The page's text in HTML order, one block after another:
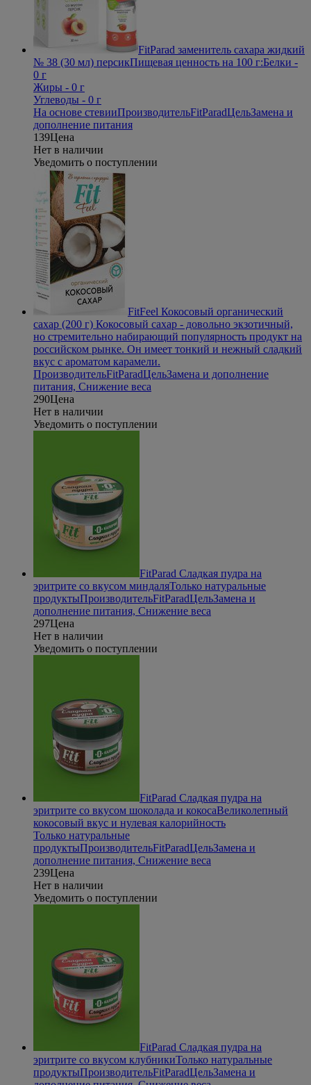
FitParad заменитель сахара жидкий
№ 38 (30 мл) персикПищевая ценность на 100 г:Белки -
0 г
Жиры - 0 г
Углеводы - 0 г
На основе стевииПроизводительFitParadЦельЗамена и
дополнение питания
139Цена
Нет в наличии
Уведомить о поступлении
FitFeel Кокосовый органический
сахар (200 г) Кокосовый сахар - довольно экзотичный,
но стремительно набирающий популярность продукт на
российском рынке. Он имеет тонкий и нежный сладкий
вкус с ароматом карамели.
ПроизводительFitParadЦельЗамена и дополнение
питания, Снижение веса
290Цена
Нет в наличии
Уведомить о поступлении
FitParad Сладкая пудра на
эритрите со вкусом миндаляТолько натуральные
продуктыПроизводительFitParadЦельЗамена и
дополнение питания, Снижение веса
297Цена
Нет в наличии
Уведомить о поступлении
FitParad Сладкая пудра на
эритрите со вкусом шоколада и кокосаВеликолепный
кокосовый вкус и нулевая калорийность
Только натуральные
продуктыПроизводительFitParadЦельЗамена и
дополнение питания, Снижение веса
239Цена
Нет в наличии
Уведомить о поступлении
FitParad Сладкая пудра на
эритрите со вкусом клубникиТолько натуральные
продуктыПроизводительFitParadЦельЗамена и